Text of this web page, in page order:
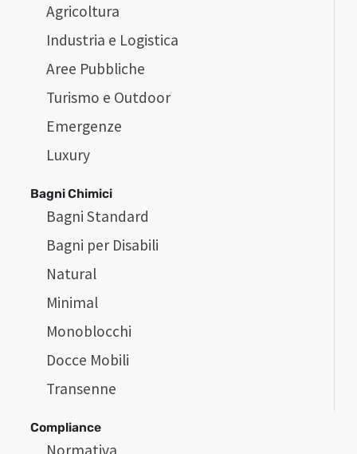
Agricoltura
Industria e Logistica
Aree Pubbliche
Turismo e Outdoor
Emergenze
Luxury
Bagni Chimici
Bagni Standard
Bagni per Disabili
Natural
Minimal
Monoblocchi
Docce Mobili
Transenne
Compliance